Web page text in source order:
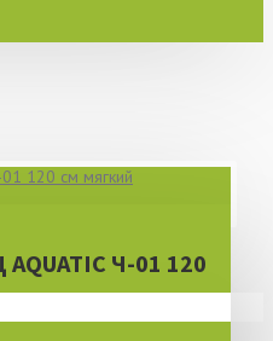
120 см мягкий
Ч-01 120